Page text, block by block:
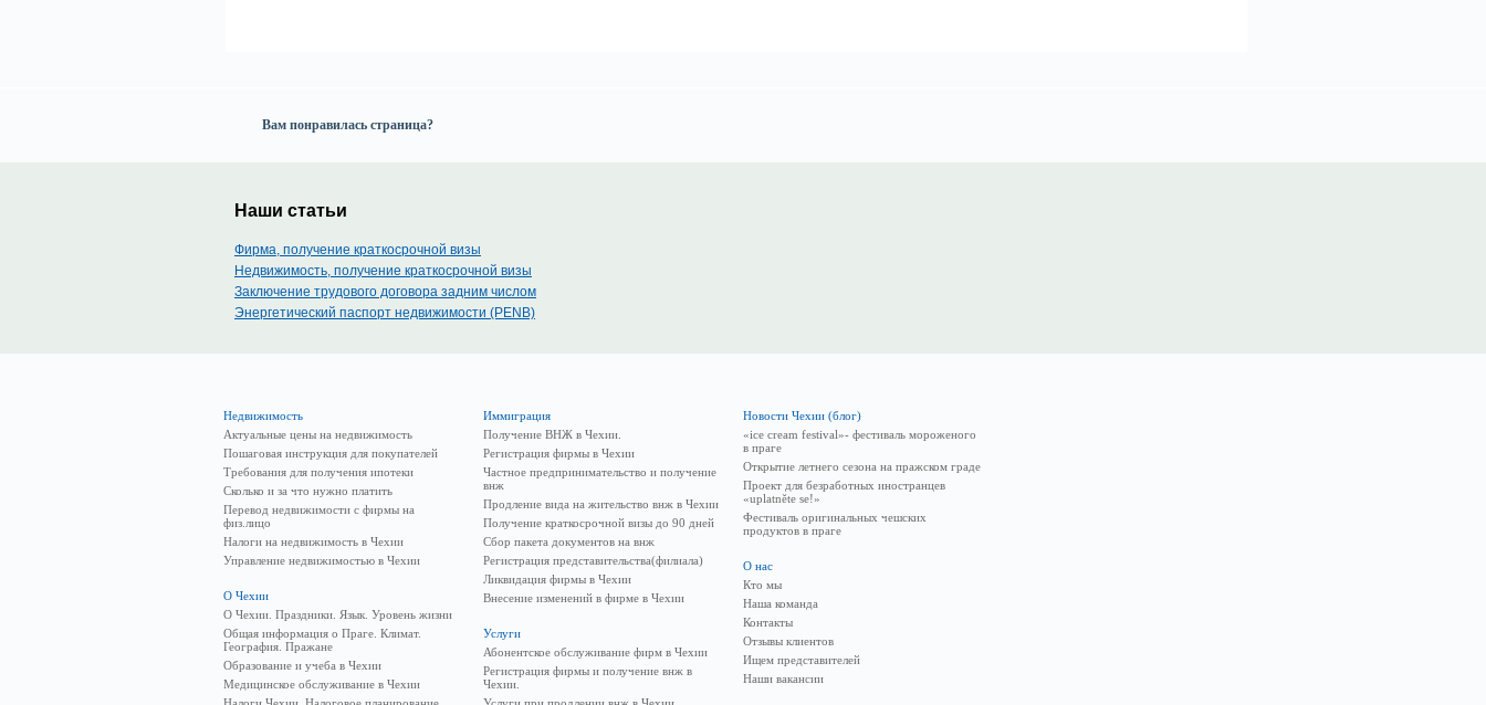
Вам понравилась страница?
Наши статьи
Фирма, получение краткосрочной визы
Недвижимость, получение краткосрочной визы
Заключение трудового договора задним числом
Энергетический паспорт недвижимости (PENB)
Недвижимость
Актуальные цены на недвижимость
Пошаговая инструкция для покупателей
Требования для получения ипотеки
Сколько и за что нужно платить
Перевод недвижимости с фирмы на
физ.лицо
Налоги на недвижимость в Чехии
Управление недвижимостью в Чехии
О Чехии
О Чехии. Праздники. Язык. Уровень жизни
Общая информация о Праге. Климат.
География. Пражане
Образование и учеба в Чехии
Медицинское обслуживание в Чехии
Иммиграция
Получение ВНЖ в Чехии.
Регистрация фирмы в Чехии
Частное предпринимательство и получение
внж
Продление вида на жительство внж в Чехии
Получение краткосрочной визы до 90 дней
Сбор пакета документов на внж
Регистрация представительства(филиала)
Ликвидация фирмы в Чехии
Внесение изменений в фирме в Чехии
Услуги
Абонентское обслуживание фирм в Чехии
Регистрация фирмы и получение внж в
Чехии.
Новости Чехии (блог)
«ice cream festival»- фестиваль мороженого
в праге
Открытие летнего сезона на пражском граде
Проект для безработных иностранцев
«uplatněte se!»
Фестиваль оригинальных чешских
продуктов в праге
О нас
Кто мы
Наша команда
Контакты
Отзывы клиентов
Ищем представителей
Наши вакансии